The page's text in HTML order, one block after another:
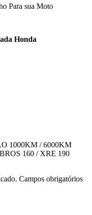
Para sua Moto
Honda
1000KM / 6000KM
160 / XRE 190
Campos obrigatórios